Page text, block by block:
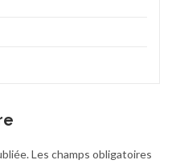
Les champs obligatoires